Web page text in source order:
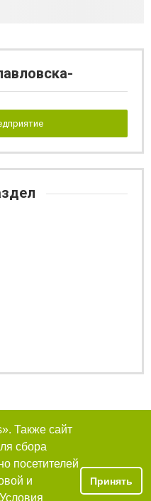
Также сайт
сбора
посетителей
и
Принять